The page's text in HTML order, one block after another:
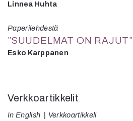
Linnea Huhta
Paperilehdestä
”SUUDELMAT ON RAJUT”
Esko Karppanen
Verkkoartikkelit
In English Verkkoartikkeli